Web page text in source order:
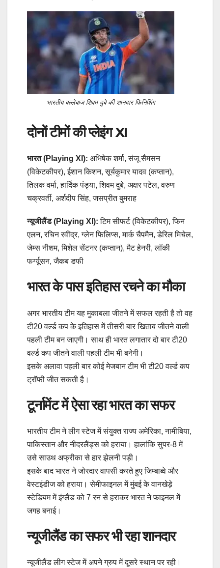
भारतीय बल्लेबाज शिवम दुबे की शानदार फिनिशिंग
दोनों टीमों की प्लेइंग XI
भारत (Playing XI): अभिषेक शर्मा, संजू सैमसन
(विकेटकीपर), ईशान किशन, सूर्यकुमार यादव (कप्तान),
तिलक वर्मा, हार्दिक पंड्या, शिवम दुबे, अक्षर पटेल, वरुण
चक्रवर्ती, अर्शदीप सिंह, जसप्रीत बुमराह
न्यूजीलैंड (Playing XI): टिम सीफर्ट (विकेटकीपर), फिन
एलन, रचिन रवींद्र, ग्लेन फिलिप्स, मार्क चैपमैन, डेरिल मिचेल,
जेम्स नीशम, मिशेल सेंटनर (कप्तान), मैट हेनरी, लॉकी
फर्ग्यूसन, जैकब डफी
भारत के पास इतिहास रचने का मौका
अगर भारतीय टीम यह मुकाबला जीतने में सफल रहती है तो वह
टी20 वर्ल्ड कप के इतिहास में तीसरी बार खिताब जीतने वाली
पहली टीम बन जाएगी। साथ ही भारत लगातार दो बार टी20
वर्ल्ड कप जीतने वाली पहली टीम भी बनेगी।
इसके अलावा पहली बार कोई मेजबान टीम भी टी20 वर्ल्ड कप
ट्रॉफी जीत सकती है।
टूर्नामेंट में ऐसा रहा भारत का सफर
भारतीय टीम ने लीग स्टेज में संयुक्त राज्य अमेरिका, नामीबिया,
पाकिस्तान और नीदरलैंड्स को हराया। हालांकि सुपर-8 में
उसे साउथ अफ्रीका से हार झेलनी पड़ी।
इसके बाद भारत ने जोरदार वापसी करते हुए जिम्बाब्वे और
वेस्टइंडीज को हराया। सेमीफाइनल में मुंबई के वानखेड़े
स्टेडियम में इंग्लैंड को 7 रन से हराकर भारत ने फाइनल में
जगह बनाई।
न्यूजीलैंड का सफर भी रहा शानदार
न्यूजीलैंड लीग स्टेज में अपने ग्रुप में दूसरे स्थान पर रही।